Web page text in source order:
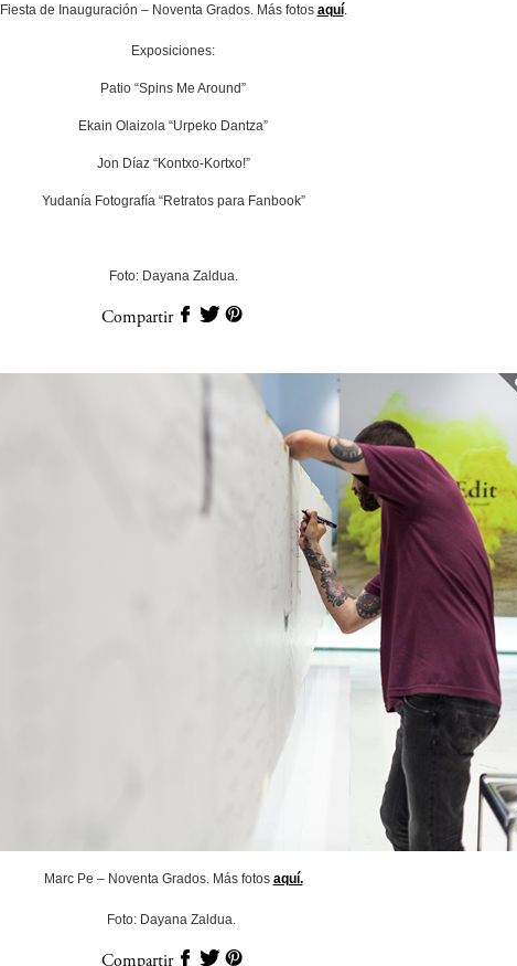
Fiesta de Inauguración – Noventa Grados. Más fotos aquí.
Exposiciones:
Patio “Spins Me Around”
Ekain Olaizola “Urpeko Dantza”
Jon Díaz “Kontxo-Kortxo!”
Yudanía Fotografía “Retratos para Fanbook”
Foto: Dayana Zaldua.
Compartir
Marc Pe – Noventa Grados. Más fotos aquí.
Foto: Dayana Zaldua.
Compartir